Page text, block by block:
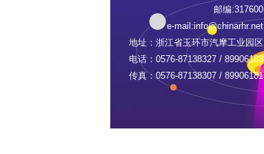
邮编:317600
e-mail:info@chinarhr.net
地址：浙江省玉环市汽摩工业园区
电话：0576-87138327 / 89906183
传真：0576-87138307 / 89906181